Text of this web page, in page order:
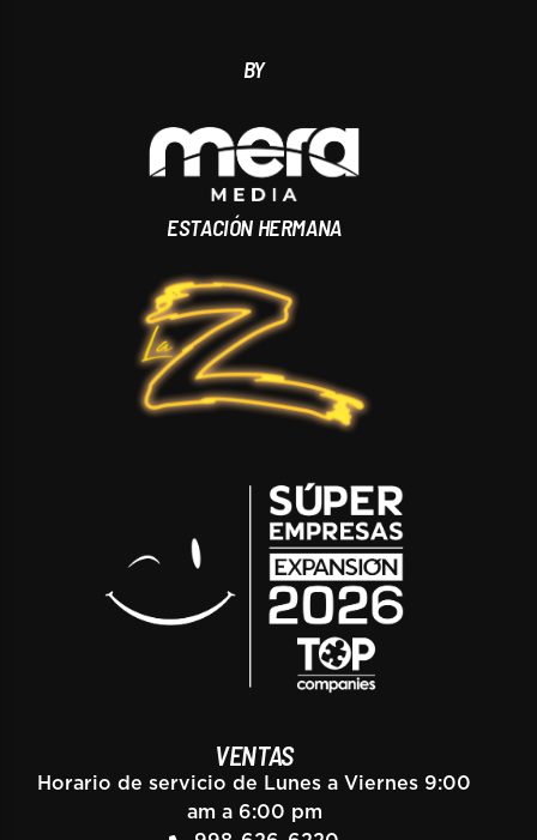
BY
ESTACIÓN HERMANA
VENTAS
Horario de servicio de Lunes a Viernes 9:00
am a 6:00 pm